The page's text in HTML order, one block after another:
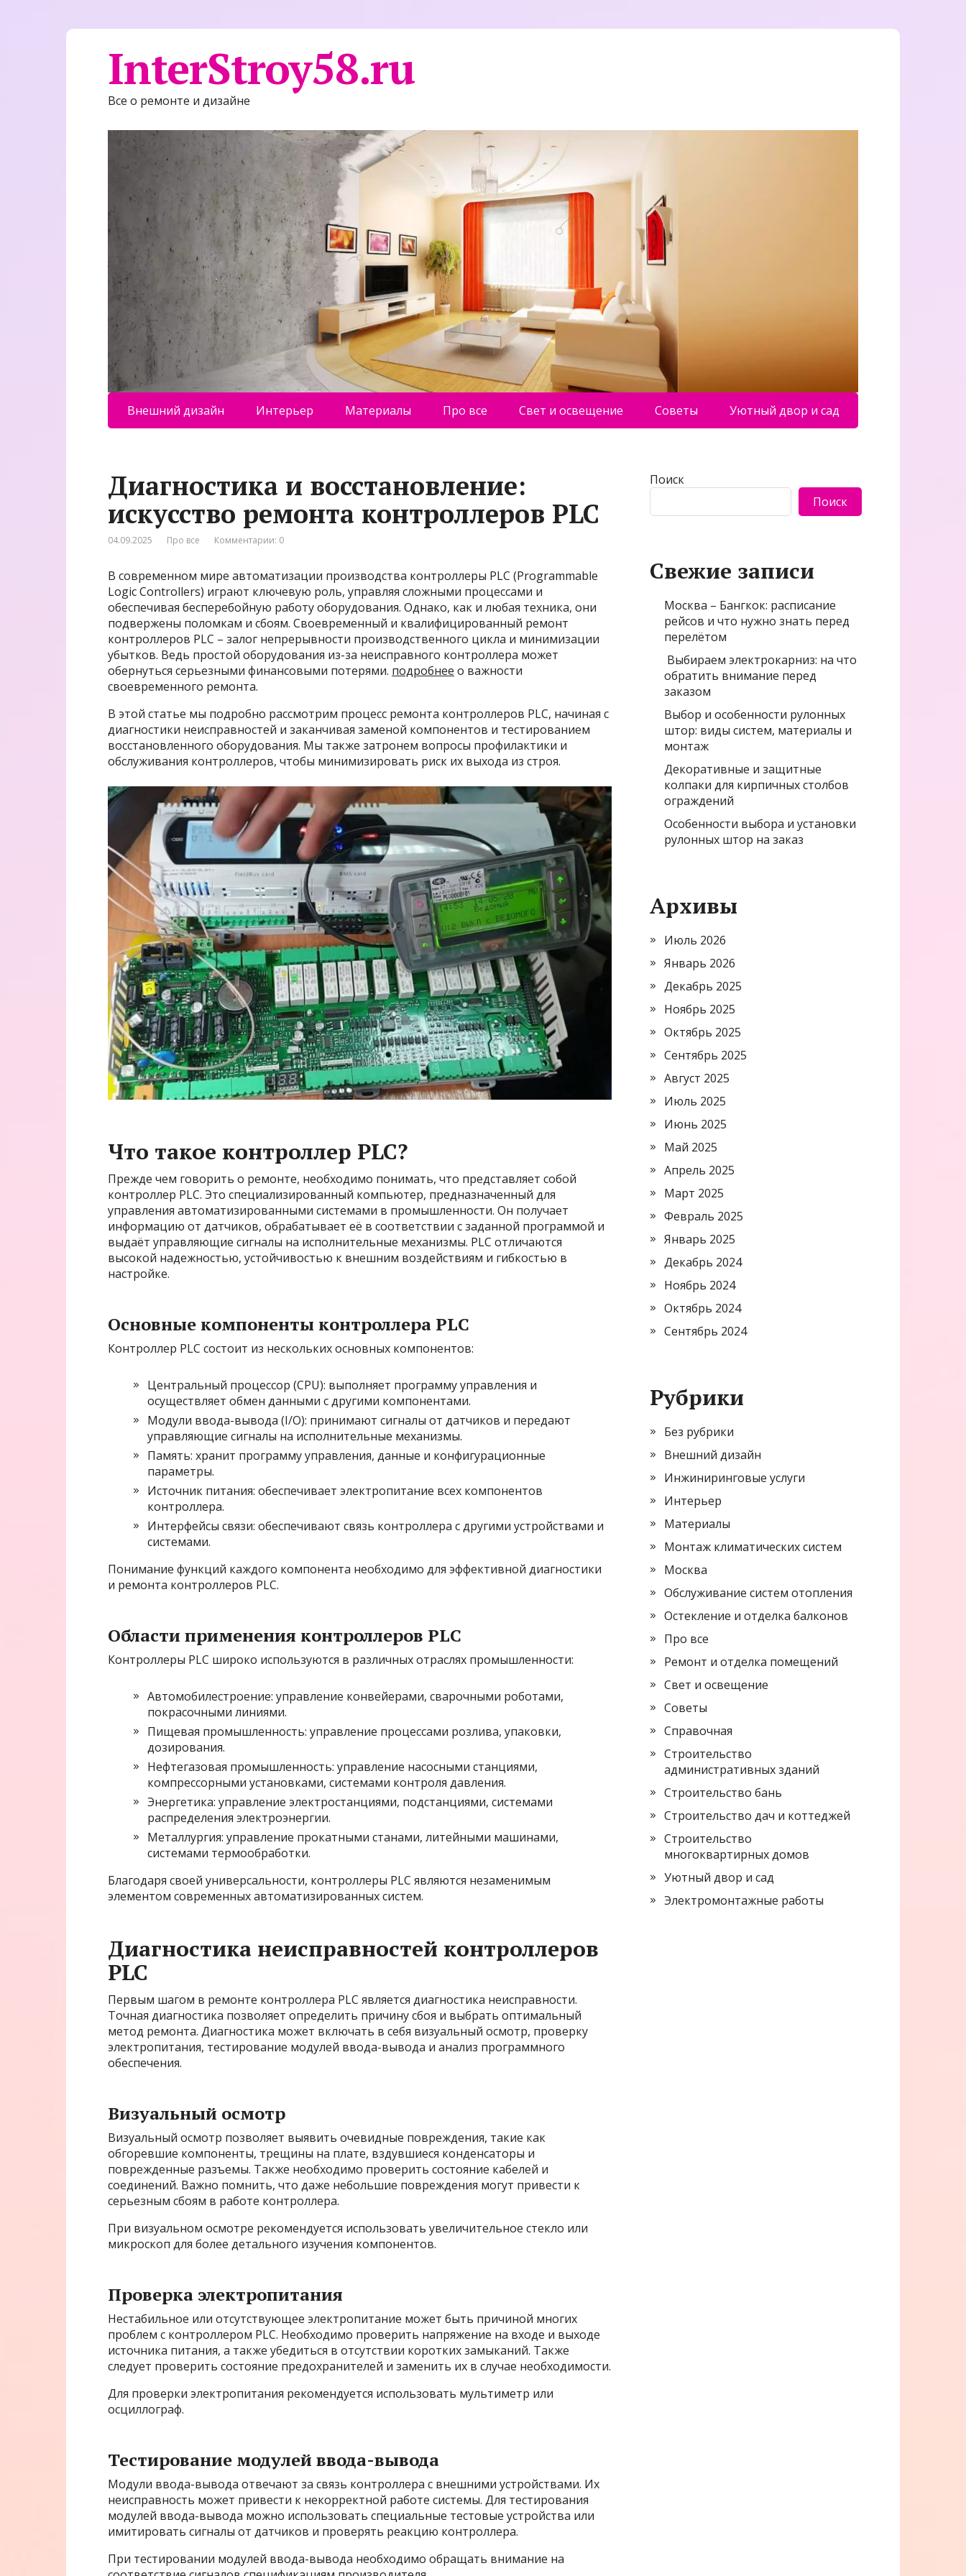
InterStroy58.ru
Все о ремонте и дизайне
Внешний дизайн Интерьер Материалы Про все Свет и освещение Советы Уютный двор и сад
Диагностика и восстановление:
искусство ремонта контроллеров PLC
04.09.2025 Про все Комментарии: 0
В современном мире автоматизации производства контроллеры PLC (Programmable
Logic Controllers) играют ключевую роль, управляя сложными процессами и
обеспечивая бесперебойную работу оборудования. Однако, как и любая техника, они
подвержены поломкам и сбоям. Своевременный и квалифицированный ремонт
контроллеров PLC – залог непрерывности производственного цикла и минимизации
убытков. Ведь простой оборудования из-за неисправного контроллера может
обернуться серьезными финансовыми потерями. подробнее о важности
своевременного ремонта.
В этой статье мы подробно рассмотрим процесс ремонта контроллеров PLC, начиная с
диагностики неисправностей и заканчивая заменой компонентов и тестированием
восстановленного оборудования. Мы также затронем вопросы профилактики и
обслуживания контроллеров, чтобы минимизировать риск их выхода из строя.
Что такое контроллер PLC?
Прежде чем говорить о ремонте, необходимо понимать, что представляет собой
контроллер PLC. Это специализированный компьютер, предназначенный для
управления автоматизированными системами в промышленности. Он получает
информацию от датчиков, обрабатывает её в соответствии с заданной программой и
выдаёт управляющие сигналы на исполнительные механизмы. PLC отличаются
высокой надежностью, устойчивостью к внешним воздействиям и гибкостью в
настройке.
Основные компоненты контроллера PLC
Контроллер PLC состоит из нескольких основных компонентов:
Центральный процессор (CPU): выполняет программу управления и
осуществляет обмен данными с другими компонентами.
Модули ввода-вывода (I/O): принимают сигналы от датчиков и передают
управляющие сигналы на исполнительные механизмы.
Память: хранит программу управления, данные и конфигурационные
параметры.
Источник питания: обеспечивает электропитание всех компонентов
контроллера.
Интерфейсы связи: обеспечивают связь контроллера с другими устройствами и
системами.
Понимание функций каждого компонента необходимо для эффективной диагностики
и ремонта контроллеров PLC.
Области применения контроллеров PLC
Контроллеры PLC широко используются в различных отраслях промышленности:
Автомобилестроение: управление конвейерами, сварочными роботами,
покрасочными линиями.
Пищевая промышленность: управление процессами розлива, упаковки,
дозирования.
Нефтегазовая промышленность: управление насосными станциями,
компрессорными установками, системами контроля давления.
Энергетика: управление электростанциями, подстанциями, системами
распределения электроэнергии.
Металлургия: управление прокатными станами, литейными машинами,
системами термообработки.
Благодаря своей универсальности, контроллеры PLC являются незаменимым
элементом современных автоматизированных систем.
Диагностика неисправностей контроллеров
PLC
Первым шагом в ремонте контроллера PLC является диагностика неисправности.
Точная диагностика позволяет определить причину сбоя и выбрать оптимальный
метод ремонта. Диагностика может включать в себя визуальный осмотр, проверку
электропитания, тестирование модулей ввода-вывода и анализ программного
обеспечения.
Визуальный осмотр
Визуальный осмотр позволяет выявить очевидные повреждения, такие как
обгоревшие компоненты, трещины на плате, вздувшиеся конденсаторы и
поврежденные разъемы. Также необходимо проверить состояние кабелей и
соединений. Важно помнить, что даже небольшие повреждения могут привести к
серьезным сбоям в работе контроллера.
При визуальном осмотре рекомендуется использовать увеличительное стекло или
микроскоп для более детального изучения компонентов.
Проверка электропитания
Нестабильное или отсутствующее электропитание может быть причиной многих
проблем с контроллером PLC. Необходимо проверить напряжение на входе и выходе
источника питания, а также убедиться в отсутствии коротких замыканий. Также
следует проверить состояние предохранителей и заменить их в случае необходимости.
Для проверки электропитания рекомендуется использовать мультиметр или
осциллограф.
Тестирование модулей ввода-вывода
Модули ввода-вывода отвечают за связь контроллера с внешними устройствами. Их
неисправность может привести к некорректной работе системы. Для тестирования
модулей ввода-вывода можно использовать специальные тестовые устройства или
имитировать сигналы от датчиков и проверять реакцию контроллера.
При тестировании модулей ввода-вывода необходимо обращать внимание на
Поиск
Поиск
Свежие записи
Москва – Бангкок: расписание
рейсов и что нужно знать перед
перелётом
Выбираем электрокарниз: на что
обратить внимание перед
заказом
Выбор и особенности рулонных
штор: виды систем, материалы и
монтаж
Декоративные и защитные
колпаки для кирпичных столбов
ограждений
Особенности выбора и установки
рулонных штор на заказ
Архивы
Июль 2026
Январь 2026
Декабрь 2025
Ноябрь 2025
Октябрь 2025
Сентябрь 2025
Август 2025
Июль 2025
Июнь 2025
Май 2025
Апрель 2025
Март 2025
Февраль 2025
Январь 2025
Декабрь 2024
Ноябрь 2024
Октябрь 2024
Сентябрь 2024
Рубрики
Без рубрики
Внешний дизайн
Инжиниринговые услуги
Интерьер
Материалы
Монтаж климатических систем
Москва
Обслуживание систем отопления
Остекление и отделка балконов
Про все
Ремонт и отделка помещений
Свет и освещение
Советы
Справочная
Строительство
административных зданий
Строительство бань
Строительство дач и коттеджей
Строительство
многоквартирных домов
Уютный двор и сад
Электромонтажные работы